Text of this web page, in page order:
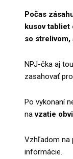
Počas
kusov
so strelivom,
NPJ-čka aj
zasahovať
Po vykonaní
navzatie
Vzhľadom na
informácie.